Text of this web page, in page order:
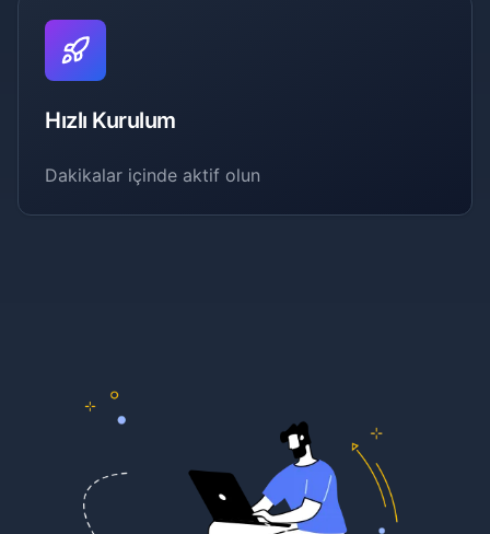
Hızlı Kurulum
Dakikalar içinde aktif olun